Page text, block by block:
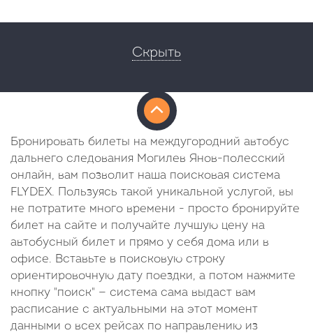
Скрыть
Бронировать билеты на междугородний автобус
дальнего следования Могилев Янов-полесский
онлайн, вам позволит наша поисковая система
FLYDEX. Пользуясь такой уникальной услугой, вы
не потратите много времени - просто бронируйте
билет на сайте и получайте лучшую цену на
автобусный билет и прямо у себя дома или в
офисе. Вставьте в поисковую строку
ориентировочную дату поездки, а потом нажмите
кнопку "поиск" — система сама выдаст вам
расписание с актуальными на этот момент
данными о всех рейсах по направлению из